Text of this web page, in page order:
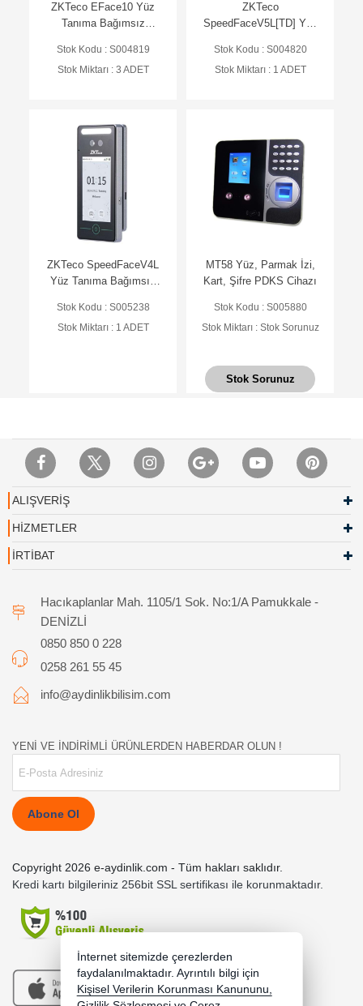
ZKTeco EFace10 Yüz
Tanıma Bağımsız
Stok Kodu : S004819
Stok Miktarı : 3 ADET
ZKTeco
SpeedFaceV5L[TD] Yüz
Terminal (AC) (Isı Ölçüm)
Stok Kodu : S004820
Stok Miktarı : 1 ADET
ZKTeco SpeedFaceV4L
Yüz Tanıma Bağımsız
Stok Kodu : S005238
Stok Miktarı : 1 ADET
MT58 Yüz, Parmak İzi,
Kart, Şifre PDKS Cihazı
Stok Kodu : S005880
Stok Miktarı : Stok Sorunuz
Stok Sorunuz
ALIŞVERİŞ
HİZMETLER
İRTİBAT
Hacıkaplanlar Mah. 1105/1 Sok. No:1/A Pamukkale -
DENİZLİ
0850 850 0 228
0258 261 55 45
info@aydinlikbilisim.com
YENİ VE İNDİRİMLİ ÜRÜNLERDEN HABERDAR OLUN !
Abone Ol
Copyright 2026 e-aydinlik.com - Tüm hakları saklıdır.
Kredi kartı bilgileriniz 256bit SSL sertifikası ile korunmaktadır.
İnternet sitemizde çerezlerden
faydalanılmaktadır. Ayrıntılı bilgi için
Kişisel Verilerin Korunması Kanununu,